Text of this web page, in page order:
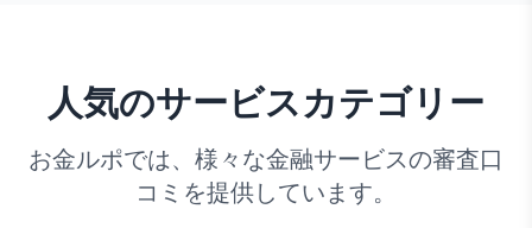
人気のサービスカテゴリー
お金ルポでは、様々な金融サービスの審査口
コミを提供しています。